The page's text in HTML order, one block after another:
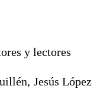
y lectores
Jesús López